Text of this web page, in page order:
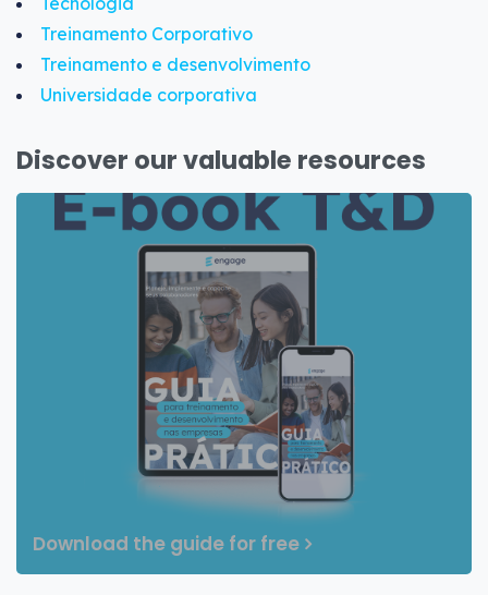
Treinamento Corporativo
Treinamento e desenvolvimento
Universidade corporativa
Discover our valuable resources
Download the guide for free